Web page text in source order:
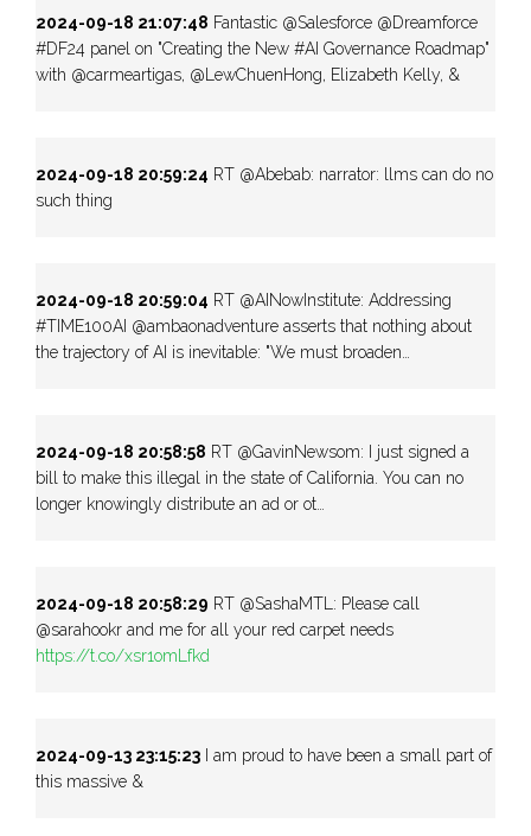
2024-09-18 21:07:48 Fantastic @Salesforce @Dreamforce
#DF24 panel on "Creating the New #AI Governance Roadmap"
with @carmeartigas, @LewChuenHong, Elizabeth Kelly, &
2024-09-18 20:59:24 RT @Abebab: narrator: llms can do no
such thing
2024-09-18 20:59:04 RT @AINowInstitute: Addressing
#TIME100AI @ambaonadventure asserts that nothing about
the trajectory of AI is inevitable: "We must broaden…
2024-09-18 20:58:58 RT @GavinNewsom: I just signed a
bill to make this illegal in the state of California. You can no
longer knowingly distribute an ad or ot…
2024-09-18 20:58:29 RT @SashaMTL: Please call
@sarahookr and me for all your red carpet needs
https://t.co/xsr1omLfkd
2024-09-13 23:15:23 I am proud to have been a small part of
this massive &